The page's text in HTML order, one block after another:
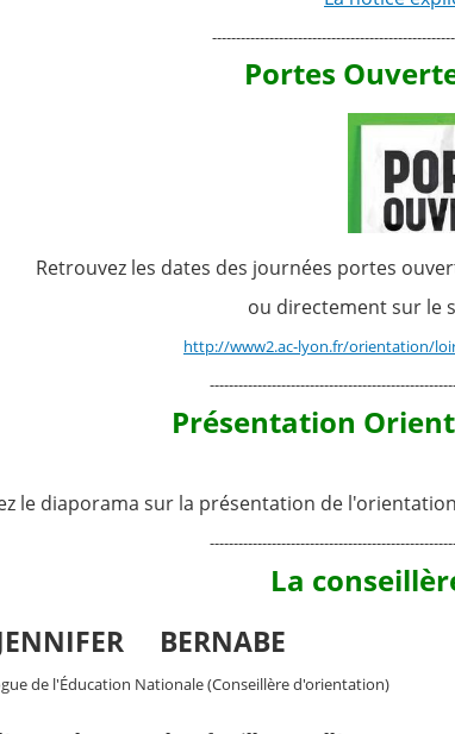
Portes
Retrouvez les dates des journées portes
ou directement sur le
http://www2.ac-lyon.fr/orientation/
Présentation
le diaporama sur la présentation de
La
BERNABE
l'Éducation Nationale (Conseillère d'orientation)